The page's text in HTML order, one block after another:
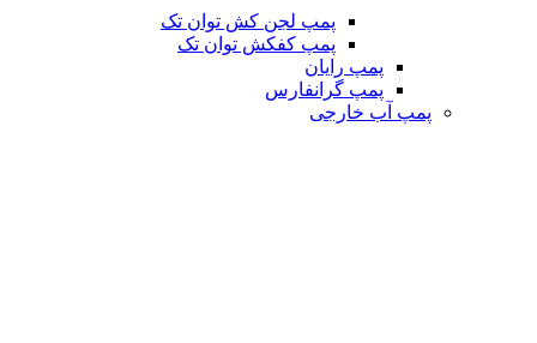
پمپ لجن کش توان تک
پمپ کفکش توان تک
پمپ رایان
پمپ گرانفارس
پمپ آب خارجی